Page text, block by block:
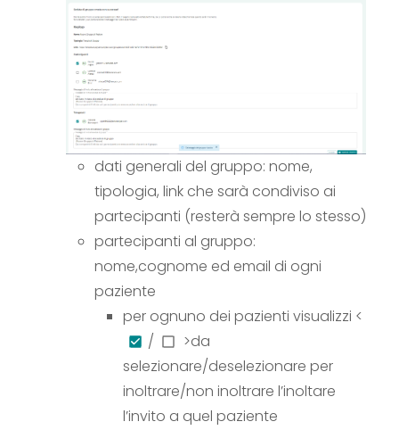
dati generali del gruppo: nome,
tipologia, link che sarà condiviso ai
partecipanti (resterà sempre lo stesso)
partecipanti al gruppo:
nome,cognome ed email di ogni
paziente
per ognuno dei pazienti visualizzi <
/
>da
selezionare/deselezionare per
inoltrare/non inoltrare l’inoltare
l’invito a quel paziente